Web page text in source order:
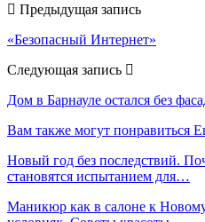
Предыдущая запись
«Безопасный Интернет»
Следующая запись
Дом в Барнауле остался без
Вам также могут понравиться
Новый год без последствий.
становятся испытанием для…
Маникюр как в салоне к